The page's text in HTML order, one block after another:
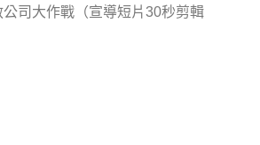
公司大作戰 （宣導短片30秒剪輯